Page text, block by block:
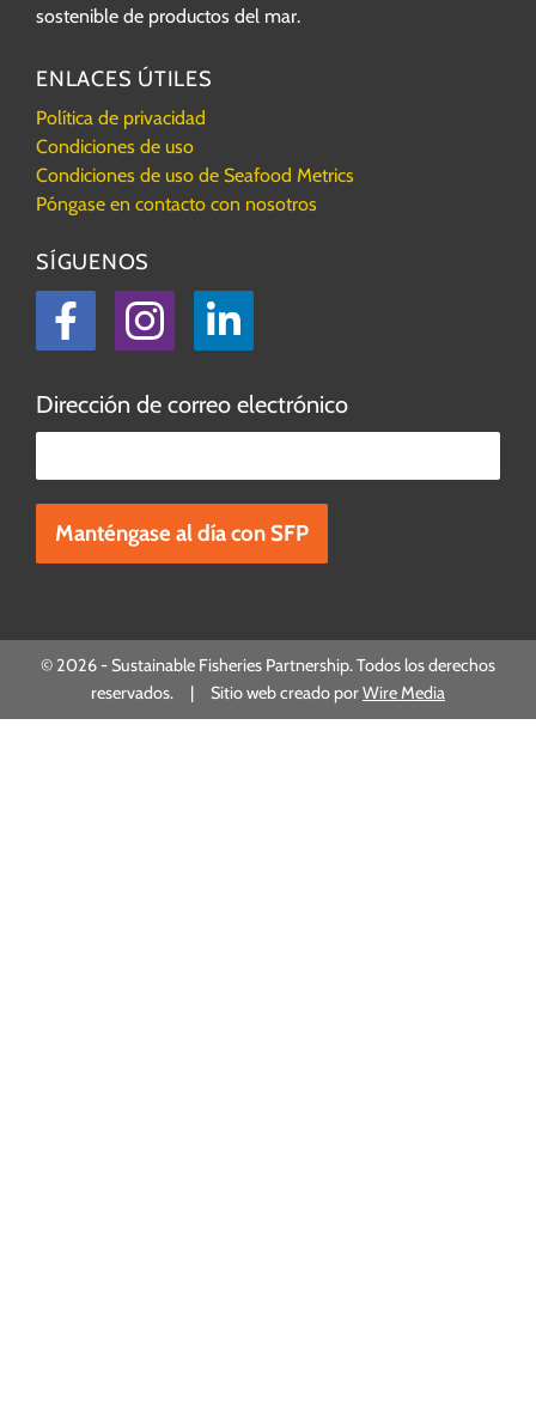
sostenible de productos del mar.
ENLACES ÚTILES
Política de privacidad
Condiciones de uso
Condiciones de uso de Seafood Metrics
Póngase en contacto con nosotros
SÍGUENOS
Facebook
Instagram
LinkedIn
Dirección de correo electrónico
© 2026 - Sustainable Fisheries Partnership. Todos los derechos
reservados. | Sitio web creado porWire Media